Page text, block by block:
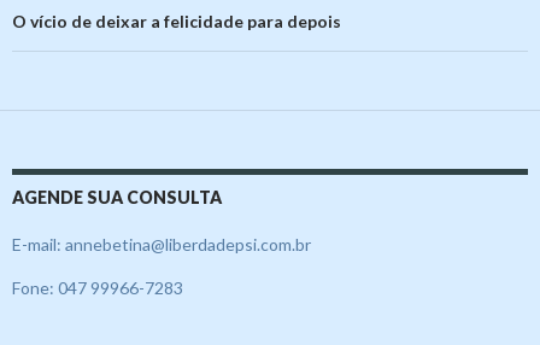
O vício de deixar a felicidade para depois
AGENDE SUA CONSULTA
E-mail: annebetina@liberdadepsi.com.br
Fone: 047 99966-7283